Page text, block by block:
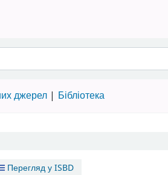
джерел Бібліотека
Перегляд у ISBD